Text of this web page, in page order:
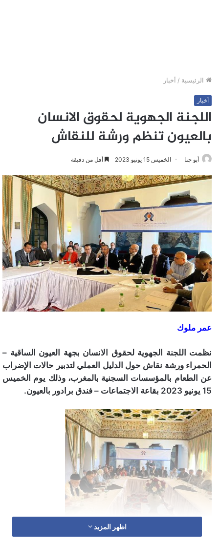
الرئيسية / أخبار
أخبار
اللجنة الجهوية لحقوق الانسان
بالعيون تنظم ورشة للنقاش
أبو جنا الخميس 15 يونيو 2023 أقل من دقيقة
عمر ملوك
نظمت اللجنة الجهوية لحقوق الانسان بجهة العيون الساقية –
الحمراء ورشة نقاش حول الدليل العملي لتدبير حالات الإضراب
عن الطعام بالمؤسسات السجنية بالمغرب، وذلك يوم الخميس
15 يونيو 2023 بقاعة الاجتماعات – فندق برادور بالعيون.
اظهر المزيد